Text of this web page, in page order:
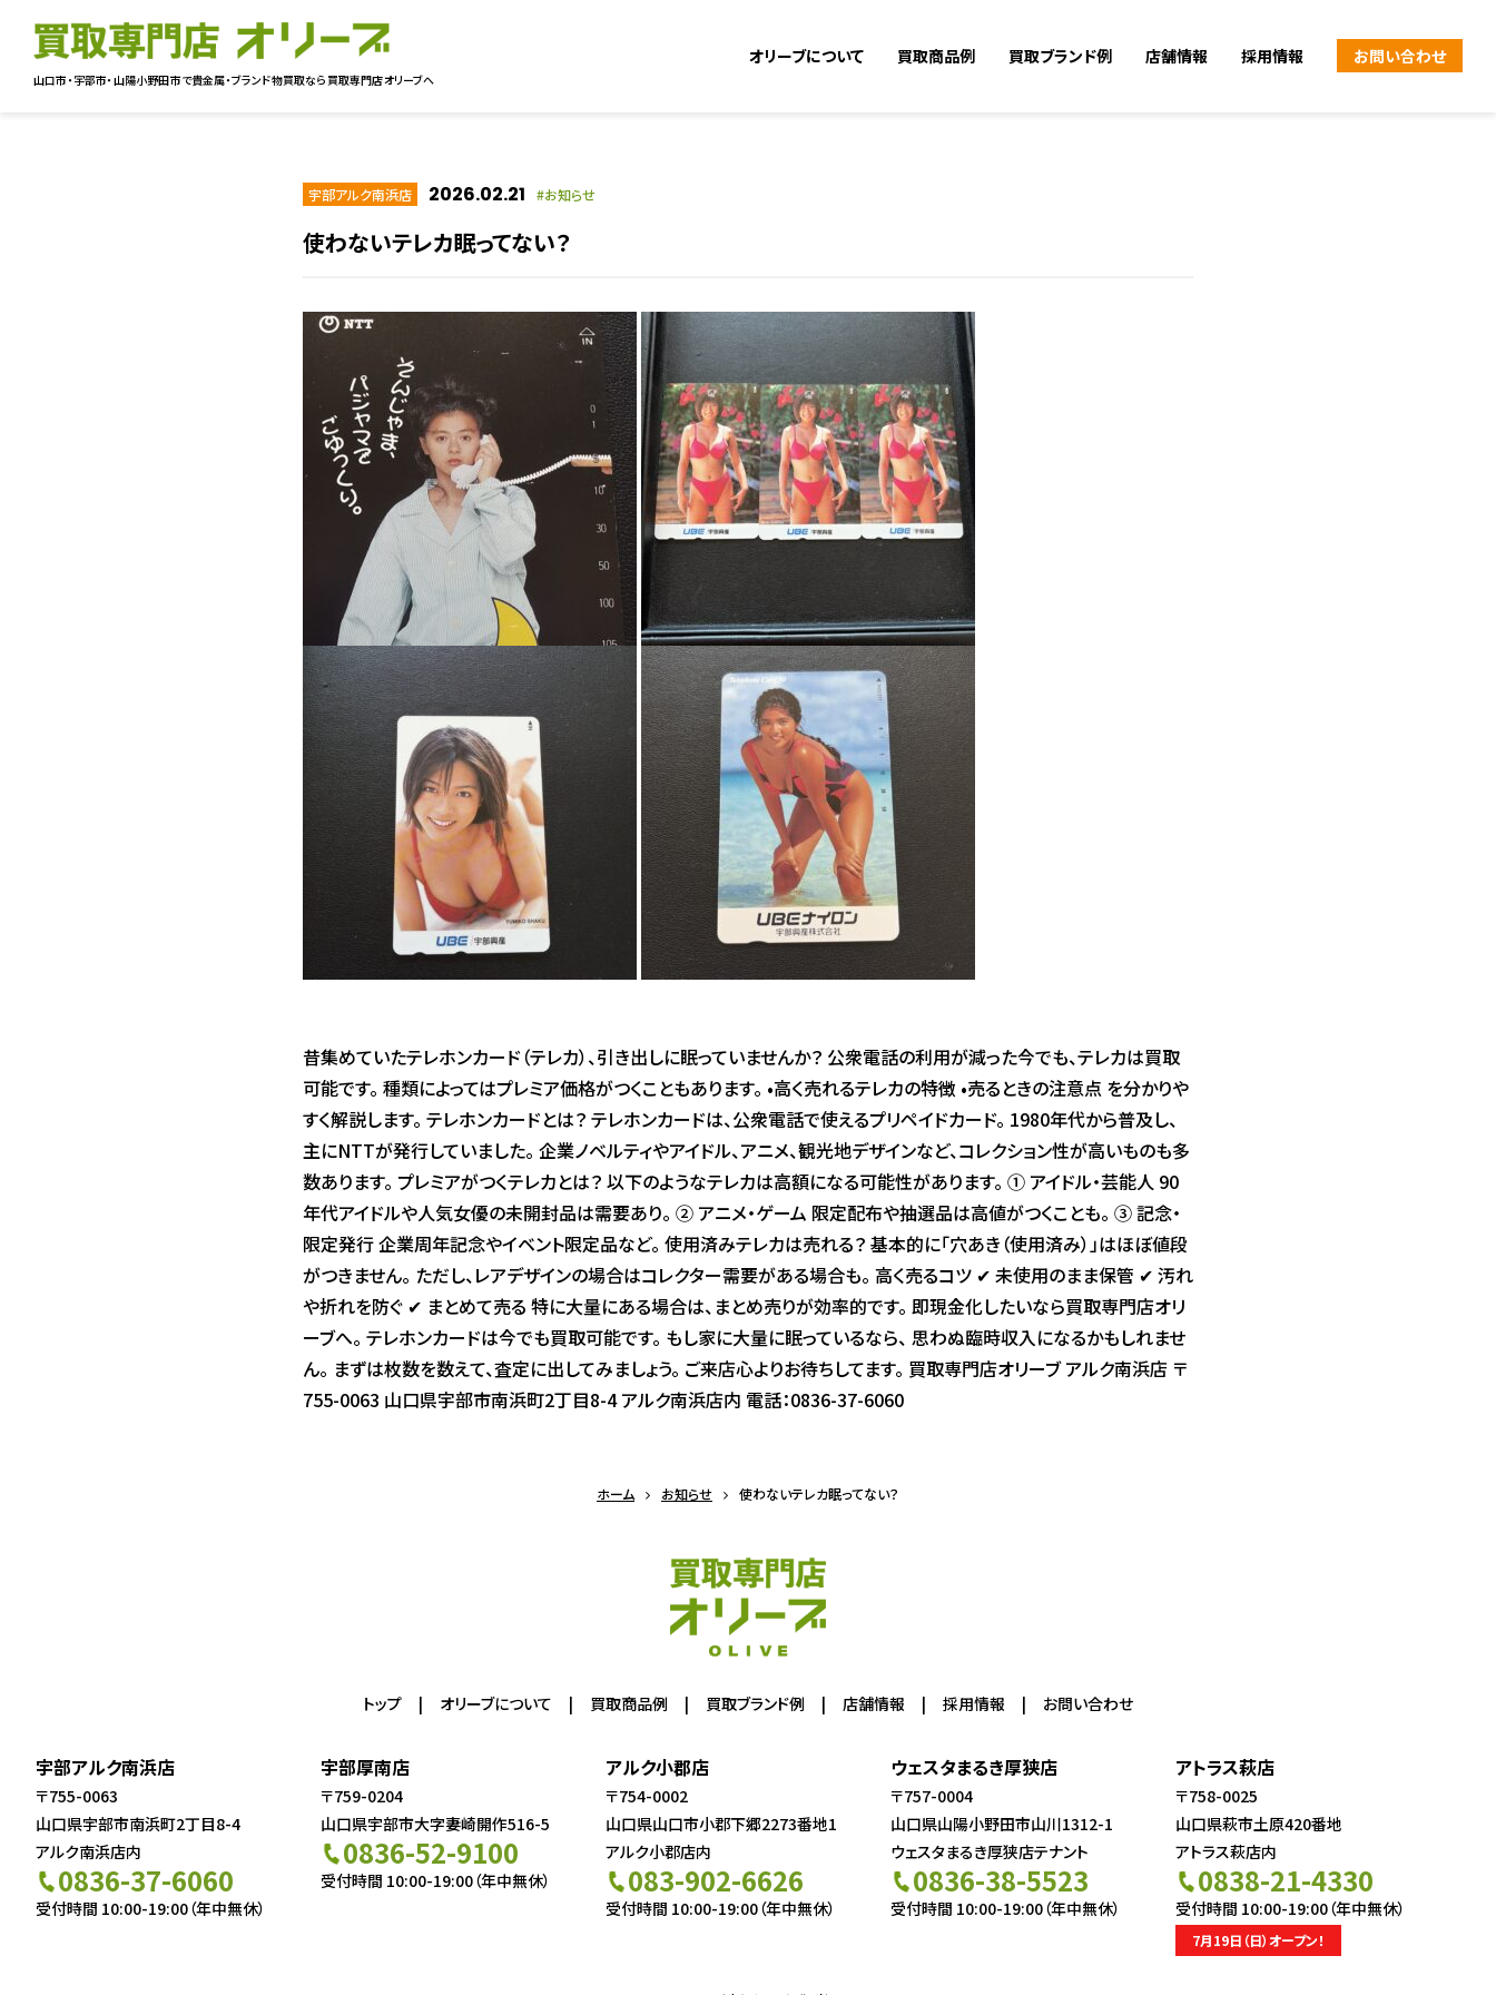
山口市・宇部市・山陽小野田市で貴金属・ブランド物買取なら 買取専門店オリーブへ
オリーブについて 買取商品例 買取ブランド例 店舗情報 採用情報 お問い合わせ
宇部アルク南浜店 2026.02.21 お知らせ
使わないテレカ眠ってない？
昔集めていたテレホンカード（テレカ）、引き出しに眠っていませんか？ 公衆電話の利用が減った今でも、テレカは買取
可能です。 種類によってはプレミア価格がつくこともあります。 •高く売れるテレカの特徴 •売るときの注意点 を分かりや
すく解説します。 テレホンカードとは？ テレホンカードは、公衆電話で使えるプリペイドカード。 1980年代から普及し、
主にNTTが発行していました。 企業ノベルティやアイドル、アニメ、観光地デザインなど、コレクション性が高いものも多
数あります。 プレミアがつくテレカとは？ 以下のようなテレカは高額になる可能性があります。 ① アイドル・芸能人 90
年代アイドルや人気女優の未開封品は需要あり。 ② アニメ・ゲーム 限定配布や抽選品は高値がつくことも。 ③ 記念・
限定発行 企業周年記念やイベント限定品など。 使用済みテレカは売れる？ 基本的に「穴あき（使用済み）」はほぼ値段
がつきません。 ただし、レアデザインの場合はコレクター需要がある場合も。 高く売るコツ ✔ 未使用のまま保管 ✔ 汚れ
や折れを防ぐ ✔ まとめて売る 特に大量にある場合は、まとめ売りが効率的です。 即現金化したいなら買取専門店オリ
ーブへ。 テレホンカードは今でも買取可能です。 もし家に大量に眠っているなら、 思わぬ臨時収入になるかもしれませ
ん。 まずは枚数を数えて、査定に出してみましょう。 ご来店心よりお待ちしてます。 買取専門店オリーブ アルク南浜店 〒
755-0063 山口県宇部市南浜町2丁目8-4 アルク南浜店内 電話：0836-37-6060
ホーム お知らせ 使わないテレカ眠ってない？
トップ オリーブについて 買取商品例 買取ブランド例 店舗情報 採用情報 お問い合わせ
宇部アルク南浜店
〒755-0063
山口県宇部市南浜町2丁目8-4
アルク南浜店内
0836-37-6060
受付時間 10:00-19:00（年中無休）
宇部厚南店
〒759-0204
山口県宇部市大字妻崎開作516-5
0836-52-9100
受付時間 10:00-19:00（年中無休）
アルク小郡店
〒754-0002
山口県山口市小郡下郷2273番地1
アルク小郡店内
083-902-6626
受付時間 10:00-19:00（年中無休）
ウェスタまるき厚狭店
〒757-0004
山口県山陽小野田市山川1312-1
ウェスタまるき厚狭店テナント
0836-38-5523
受付時間 10:00-19:00（年中無休）
アトラス萩店
〒758-0025
山口県萩市土原420番地
アトラス萩店内
0838-21-4330
受付時間 10:00-19:00（年中無休）
7月19日（日）オープン！